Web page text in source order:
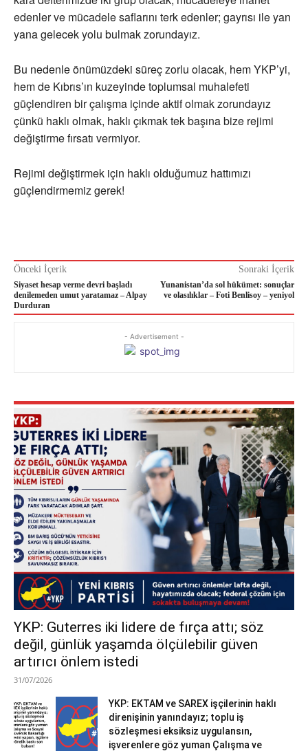
edenler ve mücadele saflarını terk edenler; gayrısı ile yan
yana gelecek yolu bulmak zorundayız.
Bu nedenle önümüzdeki süreç zorlu olacak, hem YKP’yi,
hem de Kıbrıs’ın kuzeyinde toplumsal muhalefeti
güçlendiren bir çalışma içinde aktif olmak zorundayız
çünkü haklı olmak, haklı çıkmak tek başına bize rejimi
değiştirme fırsatı vermiyor.
Rejimi değiştirmek için haklı olduğumuz hattımızı
güçlendirmemiz gerek!
Önceki İçerik
Siyaset hesap verme devri başladı
denilemeden umut yaratamaz – Alpay
Durduran
Sonraki İçerik
Yunanistan’da sol hükümet: sonuçlar
ve olasılıklar – Foti Benlisoy – yeniyol
- Advertisement -
YKP: Guterres iki lidere de fırça attı; söz
değil, günlük yaşamda ölçülebilir güven
artırıcı önlem istedi
31/07/2026
YKP: EKTAM ve SAREX işçilerinin haklı
direnişinin yanındayız; toplu iş
sözleşmesi eksiksiz uygulansın,
işverenlere göz yuman Çalışma ve